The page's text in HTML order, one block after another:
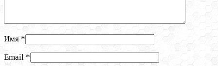
Имя *
Email *